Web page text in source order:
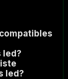
led?
led?